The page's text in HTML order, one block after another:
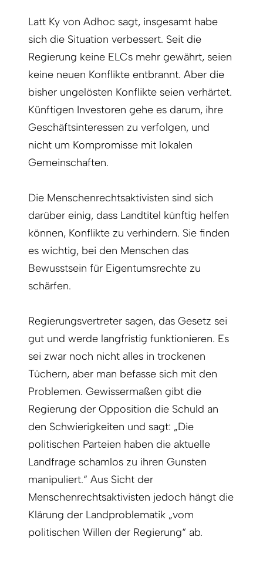
Latt Ky von Adhoc sagt, insgesamt habe
sich die Situation verbessert. Seit die
Regierung keine ELCs mehr gewährt, seien
keine neuen Konflikte entbrannt. Aber die
bisher ungelösten Konflikte seien verhärtet.
Künftigen Investoren gehe es darum, ihre
Geschäftsinteressen zu verfolgen, und
nicht um Kompromisse mit lokalen
Gemeinschaften.
Die Menschenrechtsaktivisten sind sich
darüber einig, dass Landtitel künftig helfen
können, Konflikte zu verhindern. Sie finden
es wichtig, bei den Menschen das
Bewusstsein für Eigentumsrechte zu
schärfen.
Regierungsvertreter sagen, das Gesetz sei
gut und werde langfristig funktionieren. Es
sei zwar noch nicht alles in trockenen
Tüchern, aber man befasse sich mit den
Problemen. Gewissermaßen gibt die
Regierung der Opposition die Schuld an
den Schwierigkeiten und sagt: „Die
politischen Parteien haben die aktuelle
Landfrage schamlos zu ihren Gunsten
manipuliert.“ Aus Sicht der
Menschenrechtsaktivisten jedoch hängt die
Klärung der Landproblematik „vom
politischen Willen der Regierung“ ab.